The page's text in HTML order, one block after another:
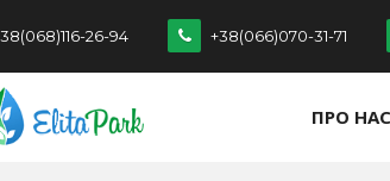
26-94 +38(066)070-31-71
ПРО НАС